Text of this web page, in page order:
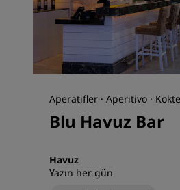
Aperatifler · Aperitivo ·
Blu Havuz Bar
Havuz
Yazın her gün